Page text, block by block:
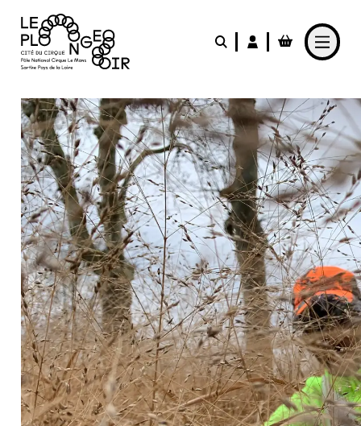
LE PLONGEOIR
PARTICIPER
PRATIQUER
FABRIQUER
L'AGENDA
L'ACTUALITÉ
Le Café
Les cours hebdos
Le Festival
Infos pratiques